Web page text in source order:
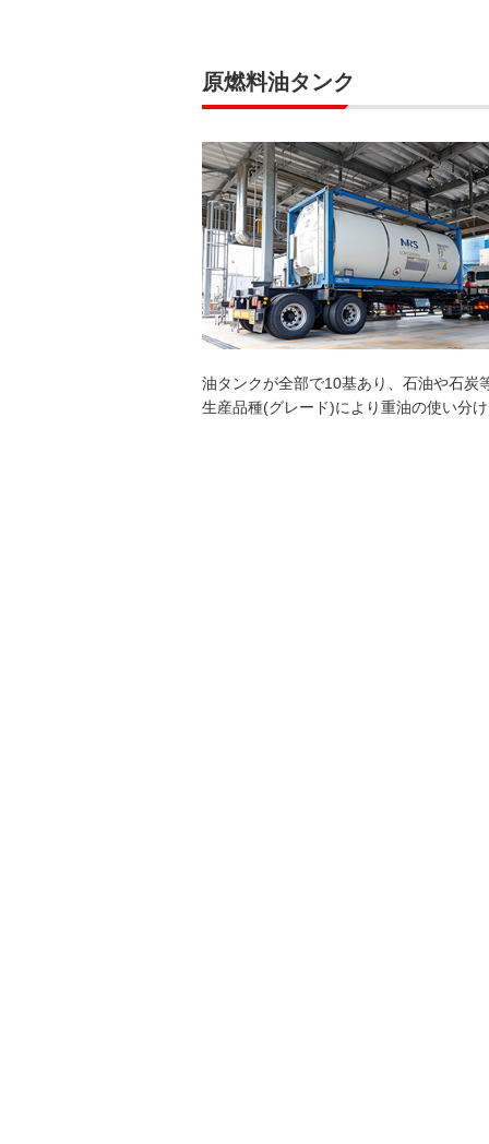
原燃料油タンク
油タンクが全部で10基あり、石油や石炭
生産品種(グレード)により重油の使い分